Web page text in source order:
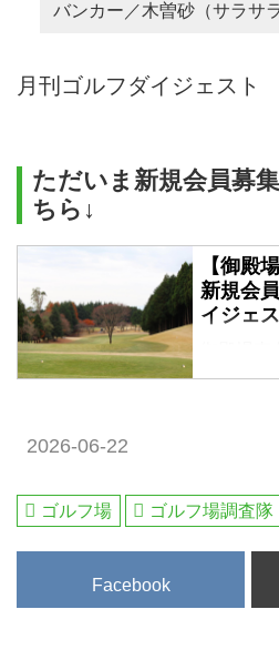
バンカー／木曽砂（サラサラ
月刊ゴルフダイジェスト
ただいま新規会員募
ちら↓
【御殿
新規会
イジェ
御殿場
ならゴル
2026-06-22
ゴルフ場 ゴルフ場調査隊
Facebook